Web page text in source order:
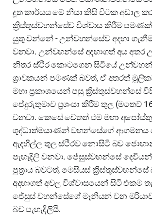
දූත කාර්යය මේ නිසා කිසි විටක අඩාල
ක්‍රිස්තුස්වහන්සේව විශ්වාස කිරීම
යුතු වන්නේ - උන්වහන්සේව අදහා
වනවා. උන්වහන්සේ අදහාගත් අය
නිතර ස්ථීර කොටගෙන සිටියේ
ශ්‍රාවකයන් පමණක් බවත්, ඒ අතරත්
මහා ප්‍රකාශයෙන් පසු ක්‍රිස්තුස්වහන්සේ
පේදුරුතුමාව ප්‍රශංසා කිරීම තුල (මතෙව්
වනවා. කෙසේ වෙතත් එම මහා
ශුද්ධාත්මයාණන් වහන්සේගේ
ඇදහිල්ල තුල ස්ථීරව නොසිටි බව ජොහාන්
පැහැදිලි වනවා. ජේසුස්වහන්සේ
පුත්‍රාය බවටත්, මෙසියස්
අදහාගත් අචල විශ්වාසයෙන් සිටි එකම
ජේසුස් වහන්සේගේ මෑනියන් වන
බව පැහැදිලියි.